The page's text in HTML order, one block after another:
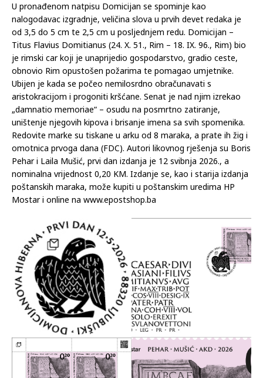
U pronađenom natpisu Domicijan se spominje kao
nalogodavac izgradnje, veličina slova u prvih devet redaka je
od 3,5 do 5 cm te 2,5 cm u posljednjem redu. Domicijan –
Titus Flavius Domitianus (24. X. 51., Rim – 18. IX. 96., Rim) bio
je rimski car koji je unaprijedio gospodarstvo, gradio ceste,
obnovio Rim opustošen požarima te pomagao umjetnike.
Ubijen je kada se počeo nemilosrdno obračunavati s
aristokracijom i progoniti kršćane. Senat je nad njim izrekao
„damnatio memoriae“ – osudu na posmrtno zatiranje,
uništenje njegovih kipova i brisanje imena sa svih spomenika.
Redovite marke su tiskane u arku od 8 maraka, a prate ih žig i
omotnica prvoga dana (FDC). Autori likovnog rješenja su Boris
Pehar i Laila Mušić, prvi dan izdanja je 12 svibnja 2026., a
nominalna vrijednost 0,20 KM. Izdanje se, kao i starija izdanja
poštanskih maraka, može kupiti u poštanskim uredima HP
Mostar i online na www.epostshop.ba